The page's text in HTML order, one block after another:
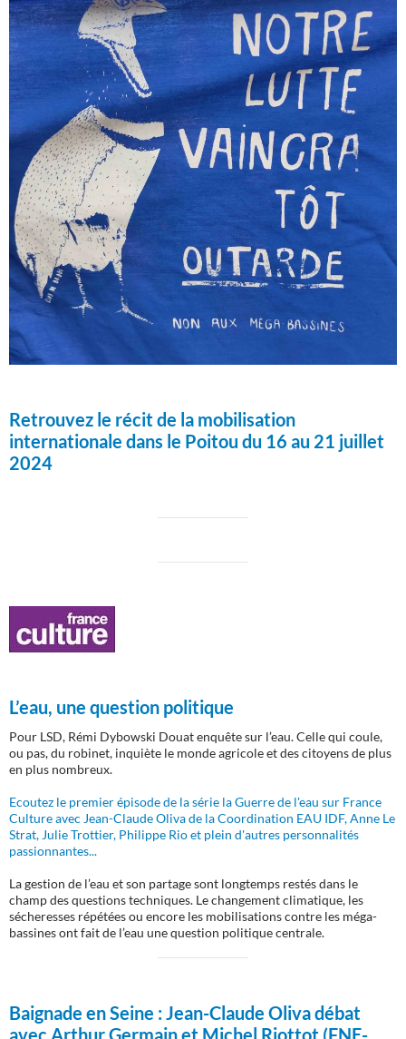
Retrouvez le récit de la mobilisation
internationale dans le Poitou du 16 au 21 juillet
2024
L’eau, une question politique
Pour LSD, Rémi Dybowski Douat enquête sur l’eau. Celle qui coule,
ou pas, du robinet, inquiète le monde agricole et des citoyens de plus
en plus nombreux.
Ecoutez le premier épisode de la série la Guerre de l'eau sur France
Culture avec Jean-Claude Oliva de la Coordination EAU IDF, Anne Le
Strat, Julie Trottier, Philippe Rio et plein d'autres personnalités
passionnantes...
La gestion de l’eau et son partage sont longtemps restés dans le
champ des questions techniques. Le changement climatique, les
sécheresses répétées ou encore les mobilisations contre les méga-
bassines ont fait de l’eau une question politique centrale.
Baignade en Seine :Jean-Claude Oliva débat
avec Arthur Germain et Michel Riottot (FNE-